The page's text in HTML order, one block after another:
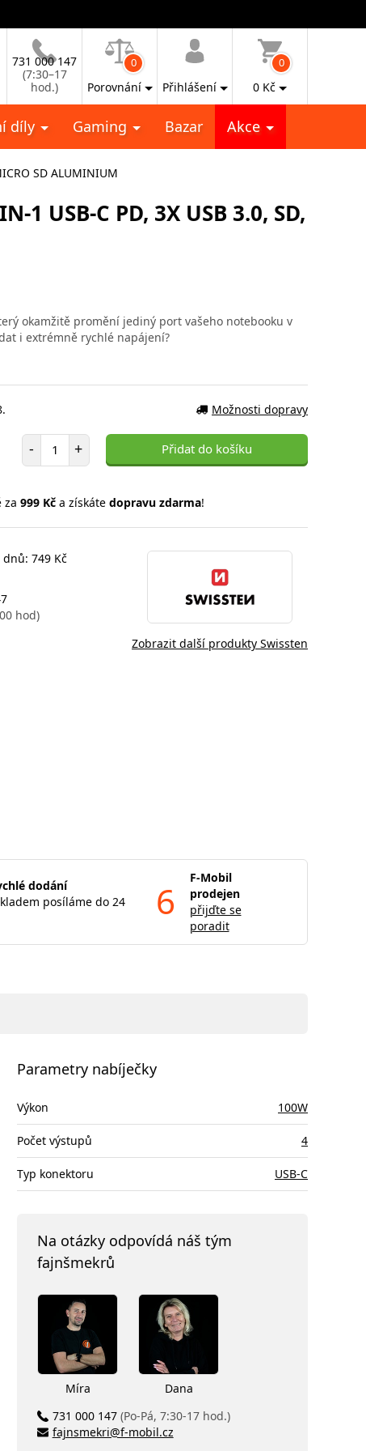
731 000 147
(7:30–17
hod.)
0
Porovnání Přihlášení
0
0 Kč
díly Gaming Bazar Akce
SD ALUMINIUM
1 USB-C PD, 3X USB 3.0, SD,
okamžitě promění jediný port vašeho notebooku v
i extrémně rychlé napájení?
Možnosti dopravy
- Počet položek
+ Přidat do košíku
za 999 Kča získáte dopravu zdarma!
749 Kč
hod)
Zobrazit další produkty Swissten
dodání
posíláme do 24
6
F-Mobil
prodejen
přijďte se
poradit
Parametry nabíječky
Výkon 100W
Počet výstupů 4
Typ konektoru USB-C
Na otázky odpovídá náš tým
fajnšmekrů
Míra
Dana
731 000 147 (Po-Pá, 7:30-17 hod.)
fajnsmekri@f-mobil.cz